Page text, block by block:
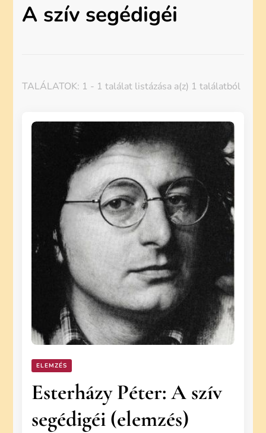
A szív segédigéi
TALÁLATOK: 1 - 1 találat listázása a(z) 1 találatból
ELEMZÉS
Esterházy Péter: A szív
segédigéi (elemzés)